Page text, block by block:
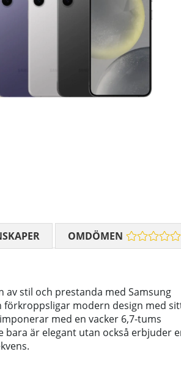
stil och prestanda med Samsung
förkroppsligar modern design med
med en vacker 6,7-tums
bara är elegant utan också erbjuder
OMDÖMEN